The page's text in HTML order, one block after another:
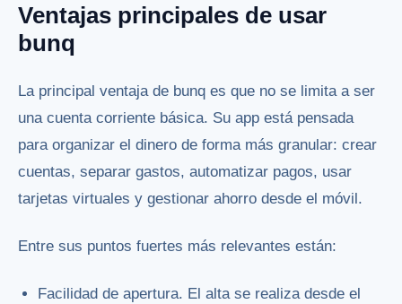
Ventajas principales de usar
bunq
La principal ventaja de bunq es que no se limita a ser
una cuenta corriente básica. Su app está pensada
para organizar el dinero de forma más granular: crear
cuentas, separar gastos, automatizar pagos, usar
tarjetas virtuales y gestionar ahorro desde el móvil.
Entre sus puntos fuertes más relevantes están:
Facilidad de apertura. El alta se realiza desde el